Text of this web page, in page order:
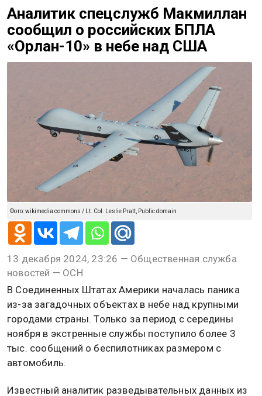
Аналитик спецслужб Макмиллан
сообщил о российских БПЛА
«Орлан-10» в небе над США
Фото: wikimedia commons / Lt. Col. Leslie Pratt, Public domain
13 декабря 2024, 23:26 — Общественная служба
новостей — ОСН
В Соединенных Штатах Америки началась паника
из-за загадочных объектах в небе над крупными
городами страны. Только за период с середины
ноября в экстренные службы поступило более 3
тыс. сообщений о беспилотниках размером с
автомобиль.
Известный аналитик разведывательных данных из